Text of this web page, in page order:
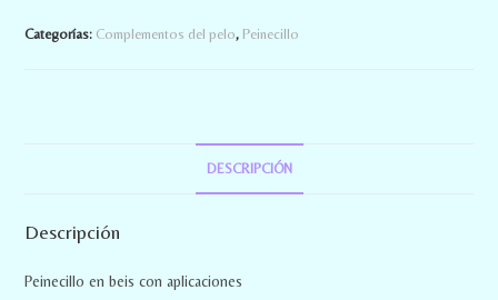
Categorías: Complementos del pelo, Peinecillo
DESCRIPCIÓN
Descripción
Peinecillo en beis con aplicaciones